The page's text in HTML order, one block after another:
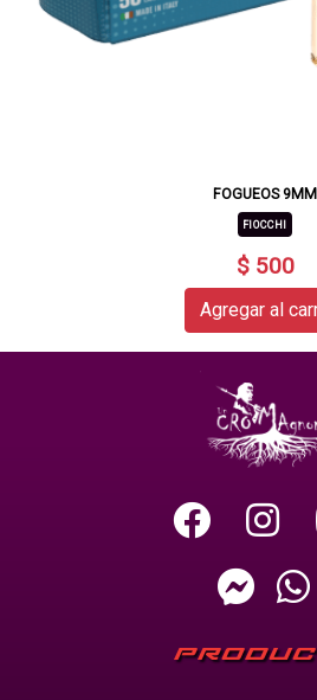
FOGUEOS 9MM
FIOCCHI
$ 500
Agregar al